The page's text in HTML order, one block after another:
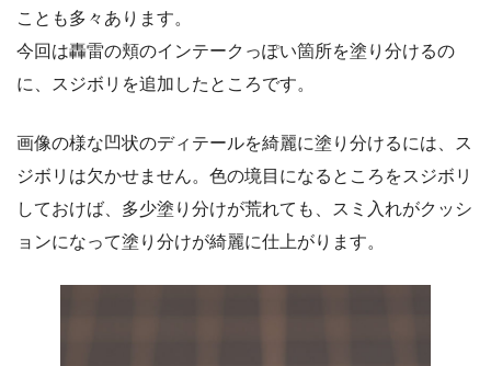
ことも多々あります。
今回は轟雷の頬のインテークっぽい箇所を塗り分けるの
に、スジボリを追加したところです。
画像の様な凹状のディテールを綺麗に塗り分けるには、ス
ジボリは欠かせません。色の境目になるところをスジボリ
しておけば、多少塗り分けが荒れても、スミ入れがクッシ
ョンになって塗り分けが綺麗に仕上がります。